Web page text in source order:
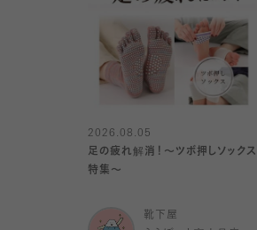
2026.08.05
足の疲れ解消！〜ツボ押しソックス
特集〜
靴下屋